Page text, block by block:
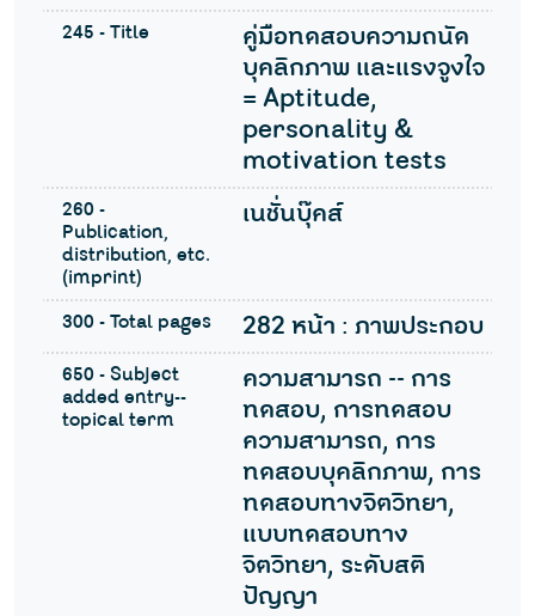
245 - Title
คู่มือทดสอบความถนัด
บุคลิกภาพ และแรงจูงใจ
= Aptitude,
personality &
motivation tests
260 -
Publication,
distribution, etc.
(imprint)
เนชั่นบุ๊คส์
300 - Total pages 282 หน้า : ภาพประกอบ
650 - Subject
added entry--
topical term
ความสามารถ -- การ
ทดสอบ, การทดสอบ
ความสามารถ, การ
ทดสอบบุคลิกภาพ, การ
ทดสอบทางจิตวิทยา,
แบบทดสอบทาง
จิตวิทยา, ระดับสติ
ปัญญา